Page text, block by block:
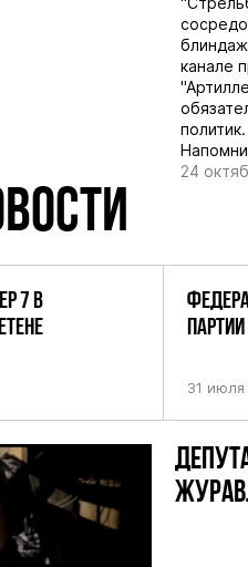
канале
политик.
24
7 В
31 июля